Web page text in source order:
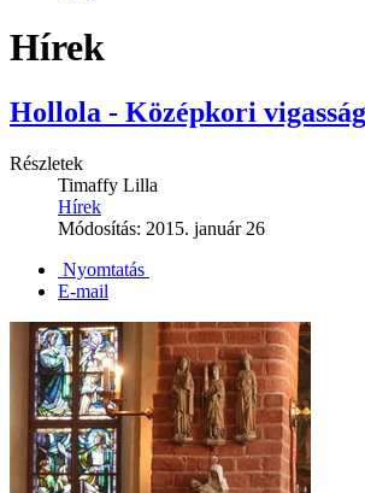
Hírek
Hollola - Középkori
Részletek
Timaffy Lilla
Hírek
Módosítás: 2015. január 26
Nyomtatás
E-mail